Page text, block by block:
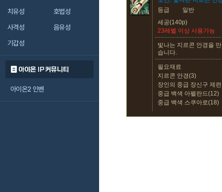
치유성
호법성
사격성
음유성
기갑성
아이온 IP 커뮤니티
아이온2 인벤
등급
일반
세공(140p)
23레벨 이상 사용가능
빛나는 지르콘 안경을
습니다.
필요재료
지르콘 안경(3)
장인의 중급 장신구 제
중급 백색 아펠란드(12)
중급 백색 스쿠아로(18)